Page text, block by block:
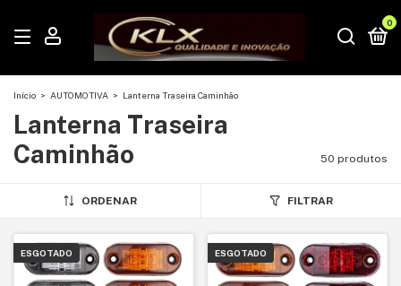
0
Início > AUTOMOTIVA > Lanterna Traseira Caminhão
Lanterna Traseira
Caminhão
50 produtos
ORDENAR FILTRAR
ESGOTADO ESGOTADO